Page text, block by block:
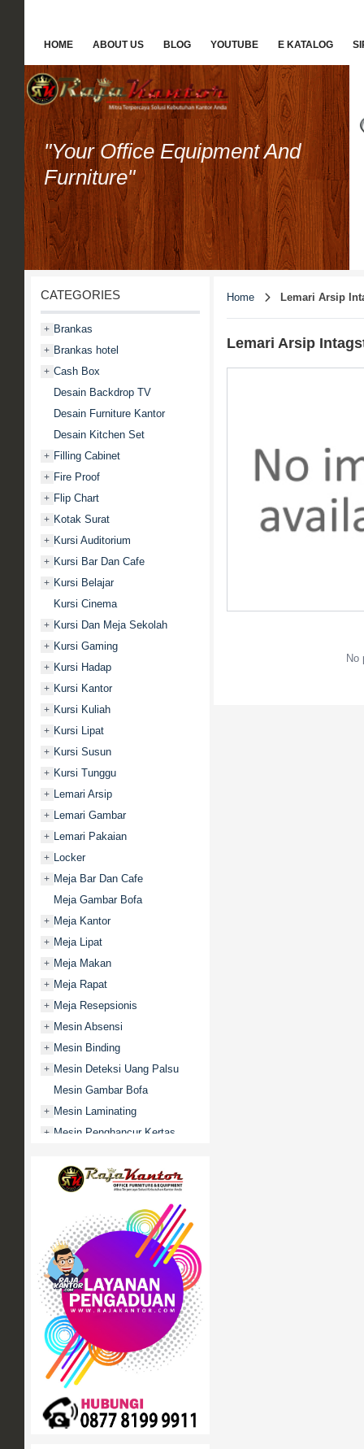
HOME ABOUT US BLOG YOUTUBE E KATALOG
"Your Office Equipment And
Furniture"
CATEGORIES
+ Brankas
+ Brankas hotel
+ Cash Box
Desain Backdrop TV
Desain Furniture Kantor
Desain Kitchen Set
+ Filling Cabinet
+ Fire Proof
+ Flip Chart
+ Kotak Surat
+ Kursi Auditorium
+ Kursi Bar Dan Cafe
+ Kursi Belajar
Kursi Cinema
+ Kursi Dan Meja Sekolah
+ Kursi Gaming
+ Kursi Hadap
+ Kursi Kantor
+ Kursi Kuliah
+ Kursi Lipat
+ Kursi Susun
+ Kursi Tunggu
+ Lemari Arsip
+ Lemari Gambar
+ Lemari Pakaian
+ Locker
+ Meja Bar Dan Cafe
Meja Gambar Bofa
+ Meja Kantor
+ Meja Lipat
+ Meja Makan
+ Meja Rapat
+ Meja Resepsionis
+ Mesin Absensi
+ Mesin Binding
+ Mesin Deteksi Uang Palsu
Mesin Gambar Bofa
+ Mesin Laminating
+ Mesin Penghancur Kertas
Mobile File / Roll O Pack
Movitex
Paper Cutter
Partisi Kantor
Promo
+ Rak Serbaguna
+ Ranjang Besi
+ Sofa Kantor
+ Springbed
White Board / Papan Tulis
Home Lemari Arsip
Lemari Arsip
No